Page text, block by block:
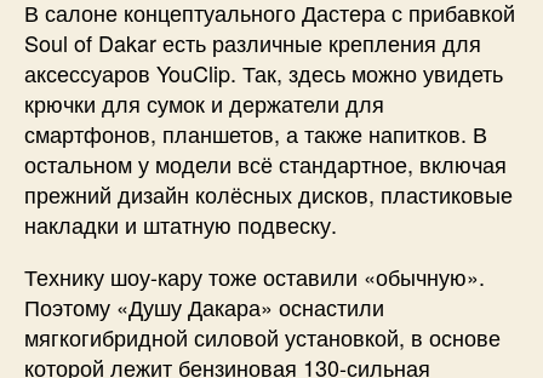
В салоне концептуального Дастера с прибавкой
Soul of Dakar есть различные крепления для
аксессуаров YouClip. Так, здесь можно увидеть
крючки для сумок и держатели для
смартфонов, планшетов, а также напитков. В
остальном у модели всё стандартное, включая
прежний дизайн колёсных дисков, пластиковые
накладки и штатную подвеску.
Технику шоу-кару тоже оставили «обычную».
Поэтому «Душу Дакара» оснастили
мягкогибридной силовой установкой, в основе
которой лежит бензиновая 130-сильная